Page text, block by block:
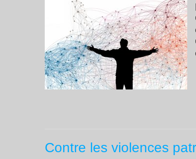
Contre les violences